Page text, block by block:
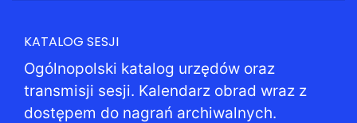
KATALOG SESJI
Ogólnopolski katalog urzędów oraz
transmisji sesji. Kalendarz obrad wraz z
dostępem do nagrań archiwalnych.